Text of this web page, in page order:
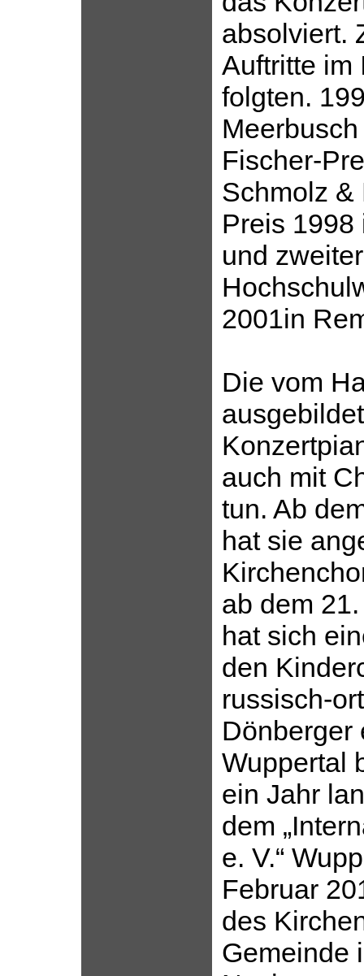
absolviert.
Auftritte im
folgten.
Fischer-
Schmolz &
Preis 1998
und
2001in
Die vom
auch mit
tun. Ab
hat sie
ab dem
hat sich
den
russisch-
Dönberger
Wuppertal
ein Jahr
dem
e. V.“
Februar
des
Gemeinde